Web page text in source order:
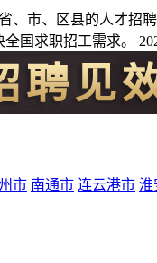
、市、区县的人才
国求职招工需求。
市 南通市 连云港市 淮